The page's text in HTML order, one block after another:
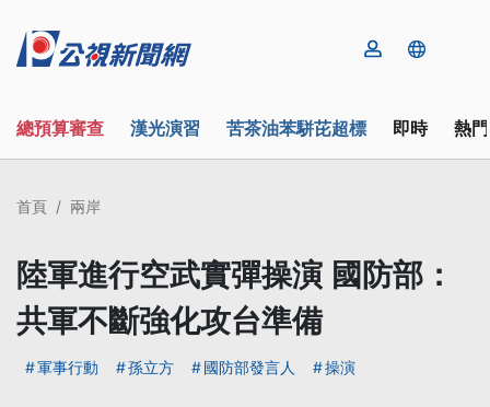
總預算審查 漢光演習 苦茶油苯駢芘超標 即時 熱
首頁 兩岸
陸軍進行空武實彈操演 國防部：
共軍不斷強化攻台準備
軍事行動 孫立方 國防部發言人 操演